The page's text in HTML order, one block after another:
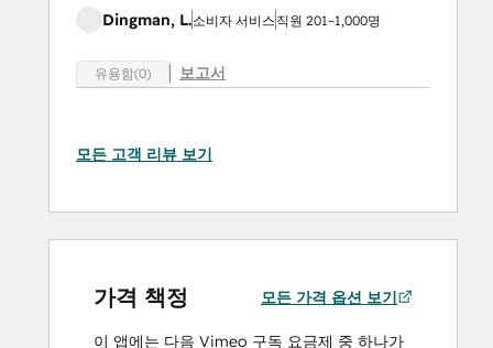
Dingman, L.소비자 서비스 직원 201~1,000명
유용함(0) 보고서
모든 고객 리뷰 보기
가격 책정 모든 가격 옵션 보기
이 앱에는 다음 Vimeo 구독 요금제 중 하나가